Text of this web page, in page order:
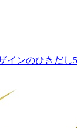
ザインのひきだ